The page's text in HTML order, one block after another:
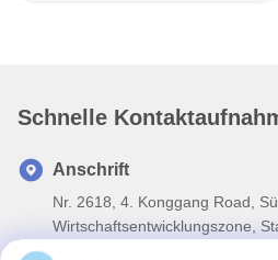
Schnelle
Anschrift
Nr. 2618, 4. Konggang Road,
Wirtschaftsentwicklungszone,